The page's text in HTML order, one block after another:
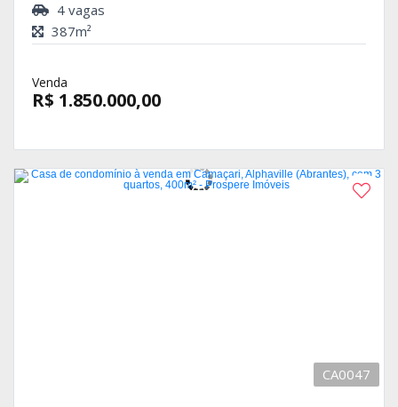
4 vagas
387m²
Venda
R$ 1.850.000,00
CA0047